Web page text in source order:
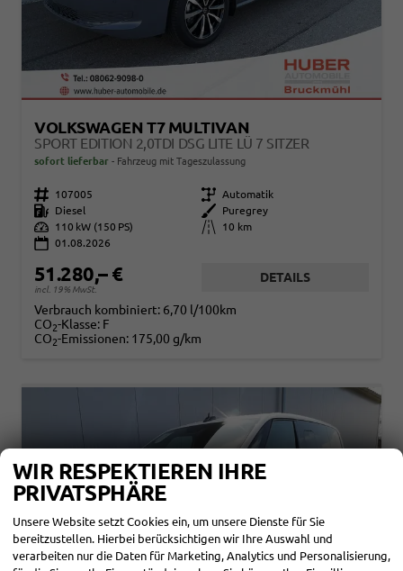
VOLKSWAGEN T7 MULTIVAN
SPORT EDITION 2,0TDI DSG LITE LÜ 7 SITZER
sofort lieferbar Fahrzeug mit Tageszulassung
Fahrzeugnr. 107005 Getriebe Automatik
Kraftstoff
Diesel Außenfarbe
Puregrey
Leistung
110 kW (150 PS) Kilometerstand
10 km
01.08.2026
51.280,– €
incl. 19% MwSt.
DETAILS
Verbrauch kombiniert: 6,70 l/100km
CO2-Klasse: F
CO2-Emissionen: 175,00 g/km
WIR RESPEKTIEREN IHRE
PRIVATSPHÄRE
Unsere Website setzt Cookies ein, um unsere Dienste für Sie
bereitzustellen. Hierbei berücksichtigen wir Ihre Auswahl und
verarbeiten nur die Daten für Marketing, Analytics und Personalisierung,